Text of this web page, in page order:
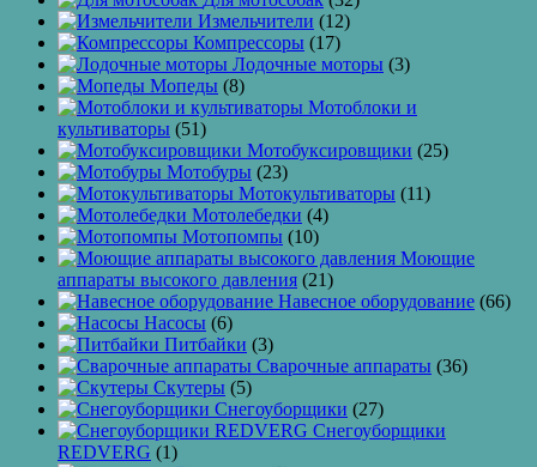
Измельчители (12)
Компрессоры (17)
Лодочные моторы (3)
Мопеды (8)
Мотоблоки и
культиваторы (51)
Мотобуксировщики (25)
Мотобуры (23)
Мотокультиваторы (11)
Мотолебедки (4)
Мотопомпы (10)
Моющие
аппараты высокого давления (21)
Навесное оборудование (66)
Насосы (6)
Питбайки (3)
Сварочные аппараты (36)
Скутеры (5)
Снегоуборщики (27)
Снегоуборщики
REDVERG (1)